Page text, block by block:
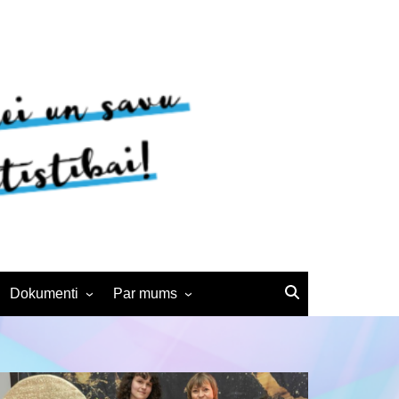
Dokumenti
Interešu izglītības
pedagogiem
Par mums